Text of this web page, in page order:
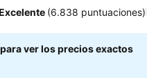
(6.838 puntuaciones)
ver los precios exactos